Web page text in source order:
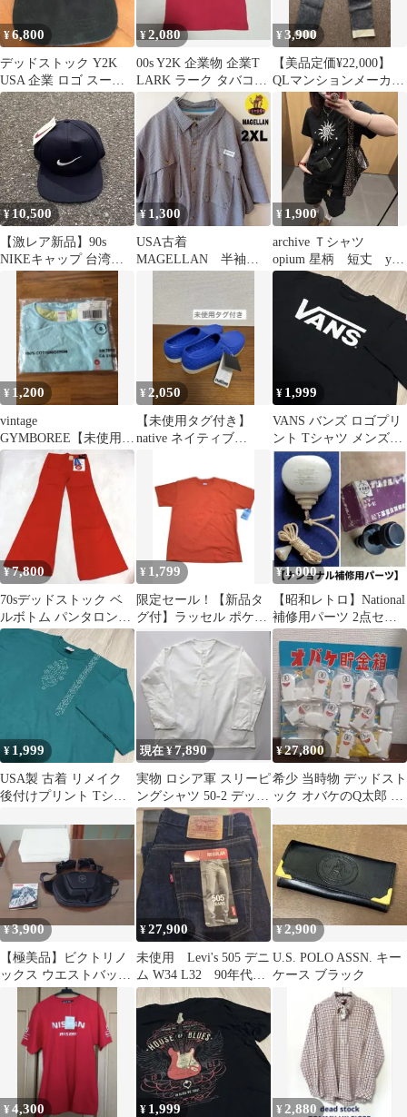
¥6,800
デッドストック Y2K
USA 企業 ロゴ スーベ
ニア ビンテージ キャッ
プ 黒
¥2,080
00s Y2K 企業物 企業T
LARK ラーク タバコＴ
シャツ デッド品
¥3,900
【美品定価¥22,000】
QLマンションメーカー
デニムパンツ デッド
ストック
¥10,500
【激レア新品】90s
NIKEキャップ 台湾製
ツバ裏緑 白タグ デッ
ドストック
¥ 1,300
USA古着
MAGELLAN 半袖ボ
¥ 1,900
archive Ｔシャツ
opium 星柄 短丈 y2k
古着 swa
¥ 1,200
vintage
GYMBOREE【未使用タ
グ付】114～122cm
¥ 2,050
【未使用タグ付き】
native ネイティブ
¥ 1,999
VANS バンズ ロゴプリ
ント Tシャツ メンズM
ブラック スケーター 送
料込
¥ 7,800
70sデッドストック ベ
ルボトム パンタロン
CORNPOPPER オレン
¥ 1,799
限定セール！【新品タ
グ付】ラッセル ポケッ
トTシャツ オレンジ L
サイズ
¥1,000
【昭和レトロ】National
補修用パーツ 2点セッ
ト（スイッチ ＆ ツマ
ミ）
¥ 1,999
USA製 古着 リメイク
後付けプリント Tシャ
料込
現在 ¥7,890
実物 ロシア軍 スリーピ
ングシャツ 50-2 デッド
ストック ワンウォッシ
ュ
¥27,800
希少 当時物 デッドスト
ック オバケのQ太郎 無
¥3,900
【極美品】ビクトリノ
ックス ウエストバッグ
e-motion Nthシリーズ
¥27,900
未使用 Levi's 505 デニ
ム W34 L32 90年代
アメリカ製
¥2,900
U.S. POLO ASSN. キー
ケース ブラック
¥4,300 ¥ 1,999 ¥ 2,880